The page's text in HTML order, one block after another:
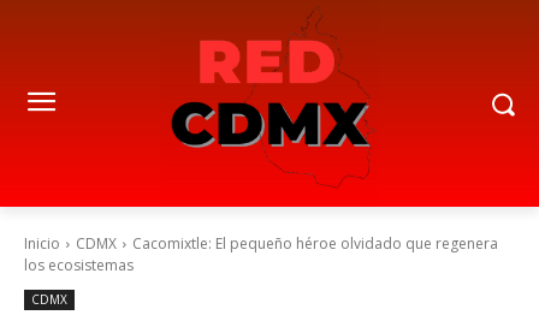
Inicio CDMX
Cacomixtle: El pequeño héroe olvidado que regenera
los ecosistemas
CDMX